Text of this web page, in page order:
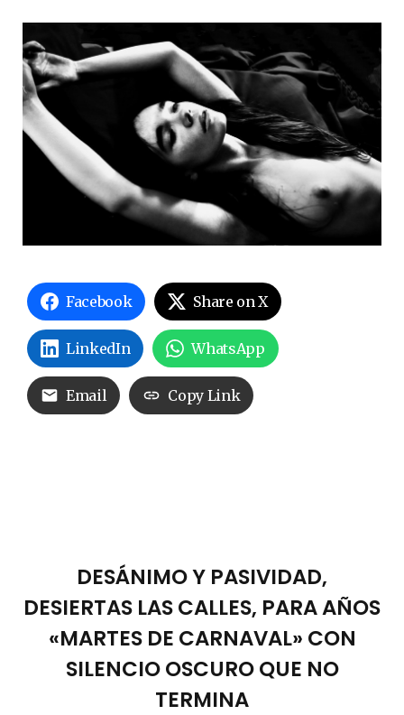
Facebook Share on X
LinkedIn WhatsApp
Email Copy Link
DESÁNIMO Y PASIVIDAD,
DESIERTAS LAS CALLES, PARA AÑOS
«MARTES DE CARNAVAL» CON
SILENCIO OSCURO QUE NO
TERMINA